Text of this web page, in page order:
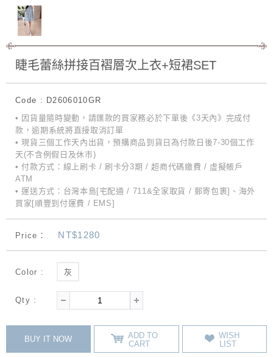
睫毛蕾絲拼接百褶層次上衣+短裙SET
Code : D2606010GR
• 因貨量隨時變動，請匯款的買家務必於下單後《3天內》完成付
款，逾期系統將直接取消訂單
• 現貨三個工作天內出貨，預購商品到貨日為付款日後7-30個工作
天(不含例假日及休市)
• 付款方式：線上刷卡 / 刷卡分3期 / 超商代碼繳費 / 虛擬帳戶
ATM
• 運送方式：台灣本島[宅配通 / 711&全家取貨 / 郵寄包裹]、海外
買家[順豐到付運費 / EMS]
Price： NT$1280
Color : 灰
Qty :
BUY IT NOW
ADD TO
CART
WISH
LIST